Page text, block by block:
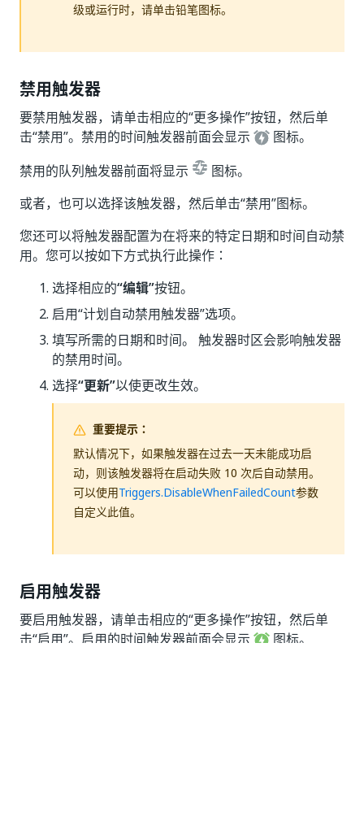
级或运行时，请单击铅笔图标。
禁用触发器
要禁用触发器，请单击相应的“更多操作”按钮，然后单
击“禁用”。禁用的时间触发器前面会显示
图标。
禁用的队列触发器前面将显示
图标。
或者，也可以选择该触发器，然后单击“禁用”图标。
您还可以将触发器配置为在将来的特定日期和时间自动禁
用。您可以按如下方式执行此操作：
选择相应的“编辑”按钮。
启用“计划自动禁用触发器”选项。
填写所需的日期和时间。 触发器时区会影响触发器
的禁用时间。
选择“更新”以使更改生效。
重要提示：
默认情况下，如果触发器在过去一天未能成功启
动，则该触发器将在启动失败 10 次后自动禁用。
可以使用Triggers.DisableWhenFailedCount参数
自定义此值。
启用触发器
要启用触发器，请单击相应的“更多操作”按钮，然后单
击“启用”。启用的时间触发器前面会显示
图标。